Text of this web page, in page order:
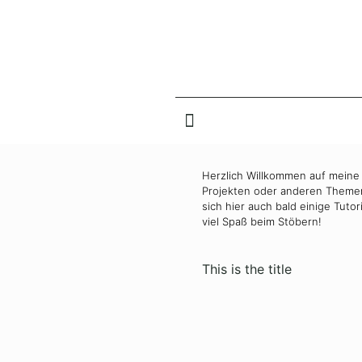
Herzlich Willkommen auf
Projekten oder anderen
sich hier auch bald einige
viel Spaß beim Stöbern!
This is the title